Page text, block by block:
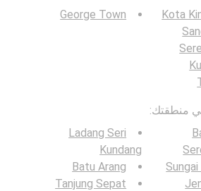
Kota
George Town
Ladang Seri
Kundang
Batu Arang
Tanjung Sepat